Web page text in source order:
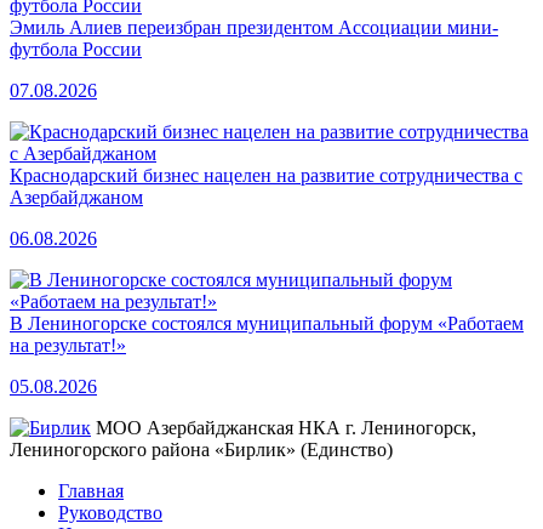
Эмиль Алиев переизбран президентом Ассоциации мини-
футбола России
07.08.2026
Краснодарский бизнес нацелен на развитие сотрудничества с
Азербайджаном
06.08.2026
В Лениногорске состоялся муниципальный форум «Работаем
на результат!»
05.08.2026
МОО Азербайджанская НКА г. Лениногорск,
Лениногорского района «Бирлик» (Единство)
Главная
Руководство